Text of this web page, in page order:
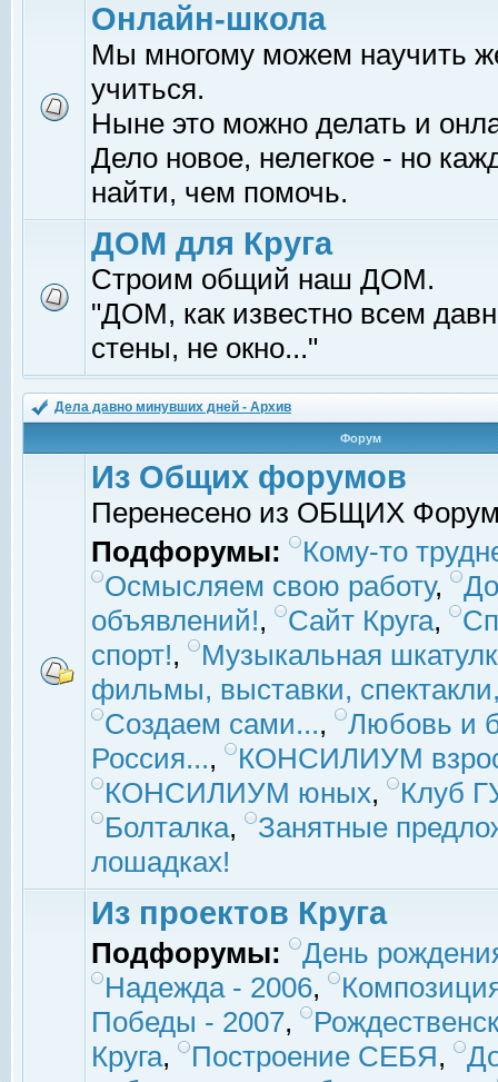
Онлайн-школа
Мы многому можем научить
учиться.
Ныне это можно делать и
Дело новое, нелегкое - но
найти, чем помочь.
ДОМ для Круга
Строим общий наш ДОМ.
"ДОМ, как известно всем
стены, не окно..."
Дела давно минувших дней - Архив
Форум
Из Общих форумов
Перенесено из ОБЩИХ
Подфорумы:
Кому-то
Осмысляем свою работу,
объявлений!, Сайт Круга,
спорт!,
Музыкальная
фильмы, выставки,
Создаем сами...,
Любовь и
Россия...,
КОНСИЛИУМ
КОНСИЛИУМ юных,
Клуб
Болталка,
Занятные
лошадках!
Из проектов Круга
Подфорумы:
День
Надежда - 2006,
Победы - 2007,
Круга, Построение СЕБЯ,